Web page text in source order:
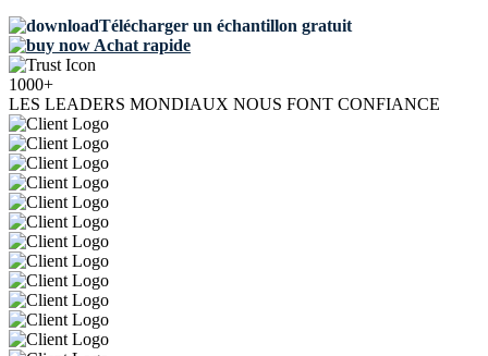
Télécharger un échantillon gratuit
Achat rapide
1000+
LES LEADERS MONDIAUX NOUS FONT CONFIANCE